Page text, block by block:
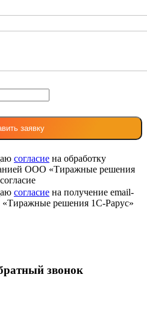
согласие на обработку
ООО «Тиражные решения
согласие на получение email-
решения 1С-Рарус»
звонок